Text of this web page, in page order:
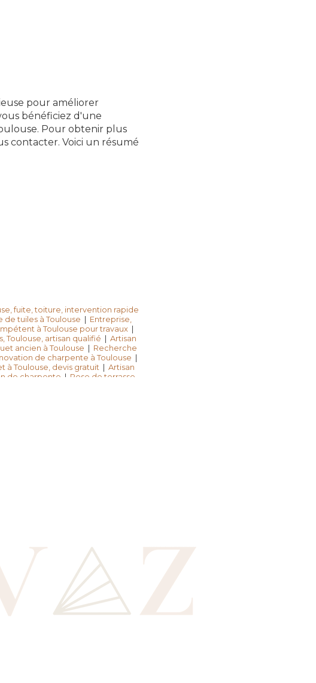
pour améliorer
bénéficiez d'une
Pour obtenir plus
contacter. Voici un résumé
fuite, toiture, intervention rapide
tuiles à Toulouse
Entreprise,
à Toulouse pour travaux
Toulouse, artisan qualifié
Artisan
ancien à Toulouse
Recherche
de charpente à Toulouse
à Toulouse, devis gratuit| Artisan
de charpente | Pose de terrasse